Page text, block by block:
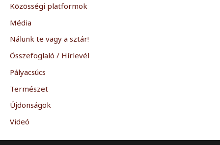
Közösségi platformok
Média
Nálunk te vagy a sztár!
Összefoglaló / Hírlevél
Pályacsúcs
Természet
Újdonságok
Videó